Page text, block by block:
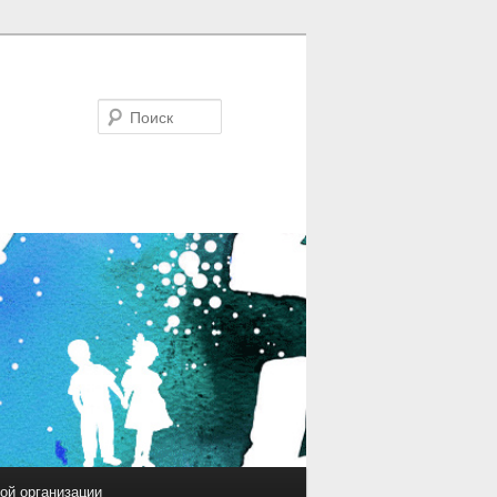
организации